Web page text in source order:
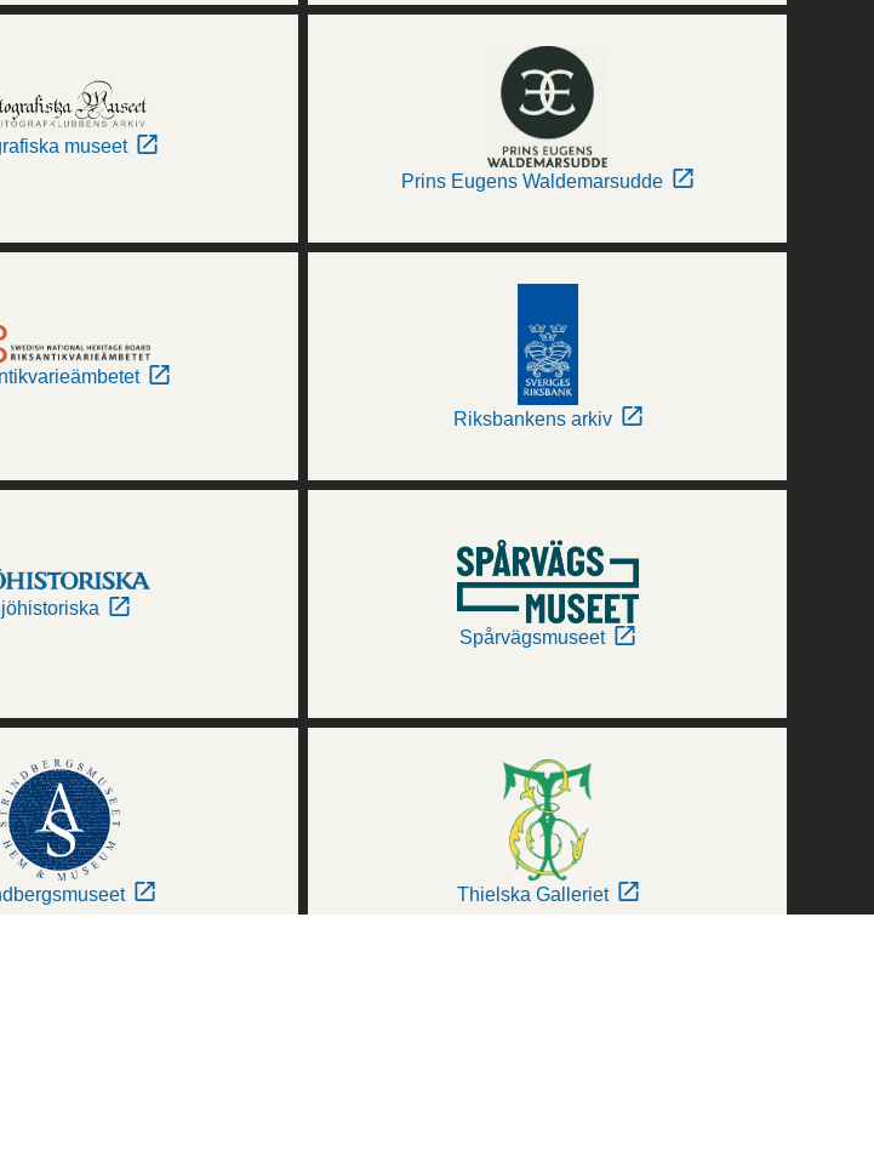
museet
Prins Eugens Waldemarsudde
Riksbankens arkiv
Spårvägsmuseet
Thielska Galleriet